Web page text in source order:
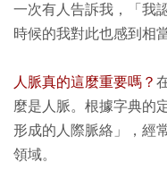
一次有人告訴我，「我
時候的我對此也感到相
人脈真的這麼重要嗎？
麼是人脈。根據字典的
形成的人際脈絡」，經
領域。